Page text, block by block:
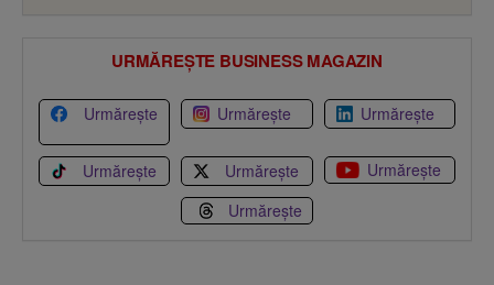
URMĂREȘTE BUSINESS MAGAZIN
Urmărește Urmărește Urmărește
Urmărește Urmărește
Urmărește
Urmărește